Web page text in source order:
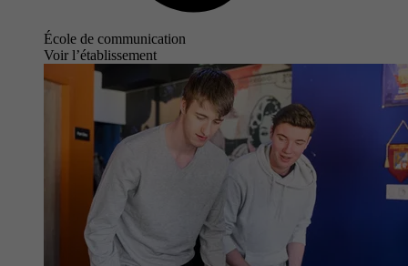
École de communication
Voir l’établissement